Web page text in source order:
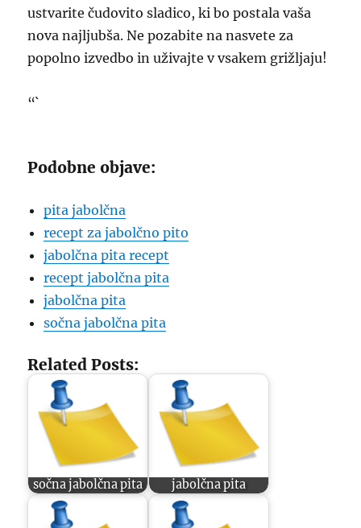
ustvarite čudovito sladico, ki bo postala vaša
nova najljubša. Ne pozabite na nasvete za
popolno izvedbo in uživajte v vsakem grižljaju!
“`
Podobne objave:
pita jabolčna
recept za jabolčno pito
jabolčna pita recept
recept jabolčna pita
jabolčna pita
sočna jabolčna pita
Related Posts:
sočna jabolčna pita jabolčna pita